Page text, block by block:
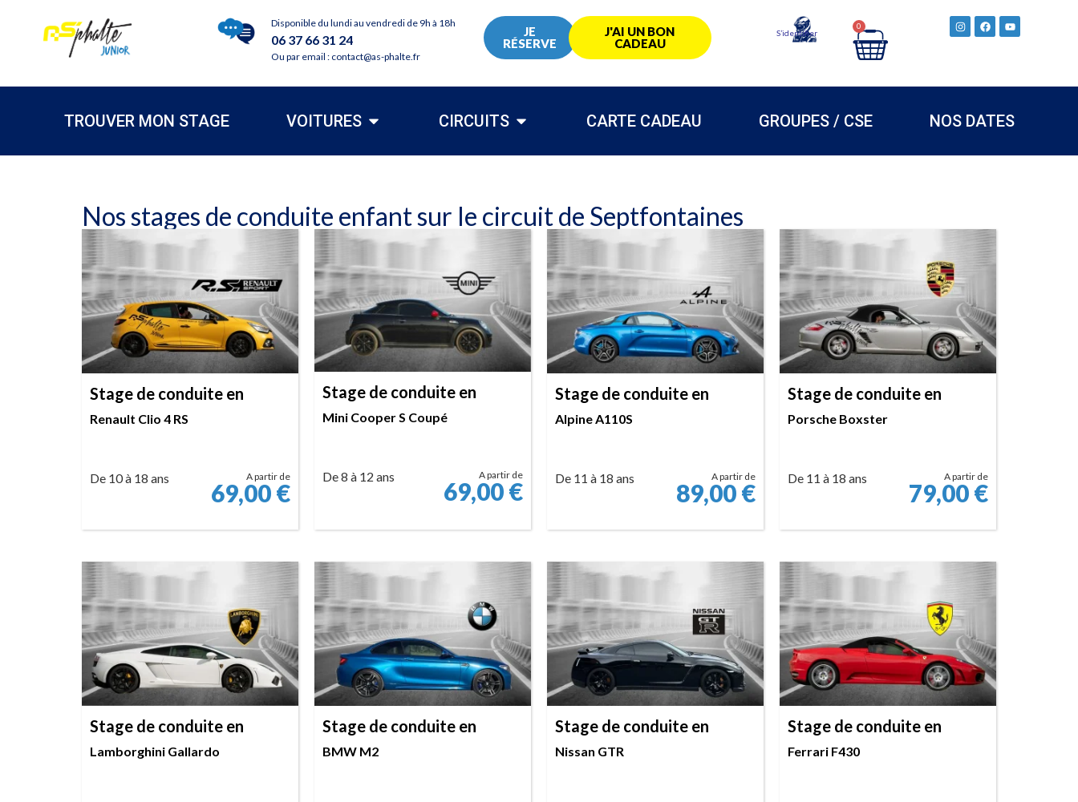
Disponible du lundi au vendredi de 9h à 18h
06 37 66 31 24
Ou par email : contact@as-phalte.fr
JE
RÉSERVE
J'AI UN BON
CADEAU
S’identifier
0
TROUVER MON STAGE VOITURES CIRCUITS CARTE CADEAU GROUPES / CSE NOS DATES
Nos stages de conduite enfant sur le circuit de Septfontaines
Stage de conduite en
Renault Clio 4 RS
De 10 à 18 ans A partir de
69,00€
Stage de conduite en
Mini Cooper S Coupé
De 8 à 12 ans A partir de
69,00€
Stage de conduite en
Alpine A110S
De 11 à 18 ans A partir de
89,00€
Stage de conduite en
Porsche Boxster
De 11 à 18 ans A partir de
79,00€
Stage de conduite en
Lamborghini Gallardo
Stage de conduite en
BMW M2
Stage de conduite en
Nissan GTR
Stage de conduite en
Ferrari F430